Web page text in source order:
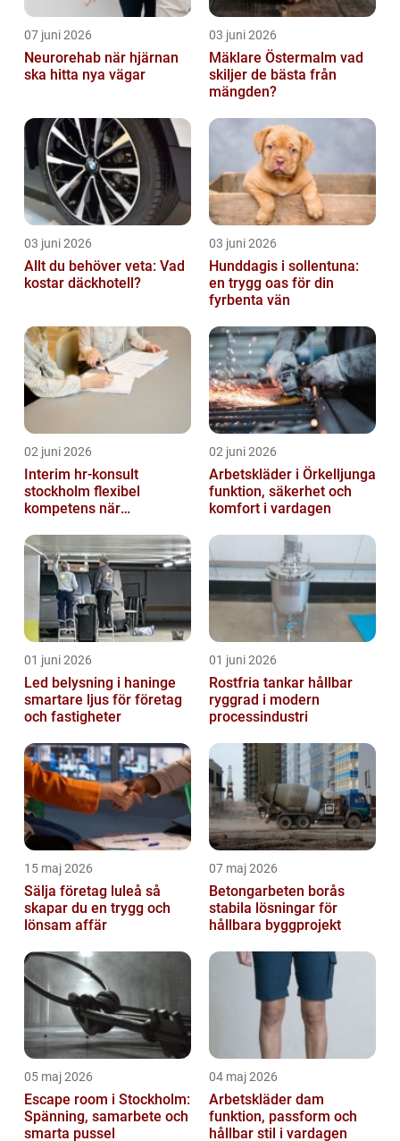
07 juni 2026
Neurorehab när hjärnan
ska hitta nya vägar
03 juni 2026
Mäklare Östermalm vad
skiljer de bästa från
mängden?
03 juni 2026
Allt du behöver veta: Vad
kostar däckhotell?
03 juni 2026
Hunddagis i sollentuna:
en trygg oas för din
fyrbenta vän
02 juni 2026
Interim hr-konsult
stockholm flexibel
kompetens när
02 juni 2026
Arbetskläder i Örkelljunga
funktion, säkerhet och
komfort i vardagen
01 juni 2026
Led belysning i haninge
smartare ljus för företag
och fastigheter
01 juni 2026
Rostfria tankar hållbar
ryggrad i modern
processindustri
15 maj 2026
Sälja företag luleå så
skapar du en trygg och
lönsam affär
07 maj 2026
Betongarbeten borås
stabila lösningar för
hållbara byggprojekt
05 maj 2026
Escape room i Stockholm:
Spänning, samarbete och
smarta pussel
04 maj 2026
Arbetskläder dam
funktion, passform och
hållbar stil i vardagen